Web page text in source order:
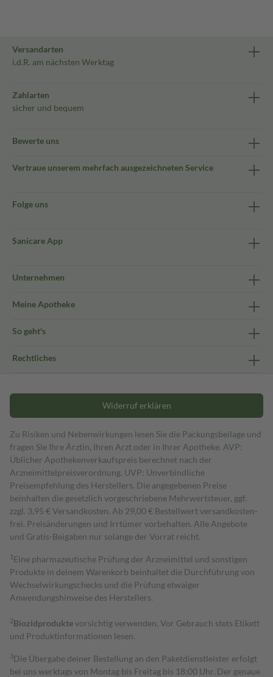
Versandarten
i.d.R. am nächsten Werktag
Zahlarten
sicher und bequem
Bewerte uns
Vertraue unserem mehrfach ausgezeichneten Service
Folge uns
Sanicare App
Unternehmen
Meine Apotheke
So geht's
Rechtliches
Widerruf erklären
Zu Risiken und Nebenwirkungen lesen Sie die Packungsbeilage und
fragen Sie Ihre Ärztin, Ihren Arzt oder in Ihrer Apotheke. AVP:
Üblicher Apothekenverkaufspreis berechnet nach der
Arzneimittelpreisverordnung. UVP: Unverbindliche
Preisempfehlung des Herstellers. Die angegebenen Preise
beinhalten die gesetzlich vorgeschriebene Mehrwertsteuer, ggf.
zzgl. 3,95 € Versandkosten. Ab 29,00 € Bestell­wert versand­kosten­
frei. Preisänderungen und Irrtümer vorbehalten. Alle Angebote
und Gratis-Beigaben nur solange der Vorrat reicht.
1 Eine pharmazeutische Prüfung der Arzneimittel und sonstigen
Produkte in deinem Warenkorb beinhaltet die Durchführung von
Wechselwirkungschecks und die Prüfung etwaiger
Anwendungshinweise des Herstellers.
2Biozidproduktevorsichtig verwenden. Vor Gebrauch stets Etikett
und Produktinformationen lesen.
3Die Übergabe deiner Bestellung an den Paketdienstleister erfolgt
bei uns werktags von Montag bis Freitag bis 18:00 Uhr. Der genaue